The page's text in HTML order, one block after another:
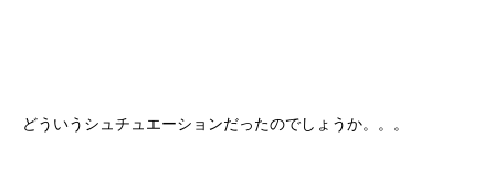
どういうシュチュエーションだったのでしょうか。。。